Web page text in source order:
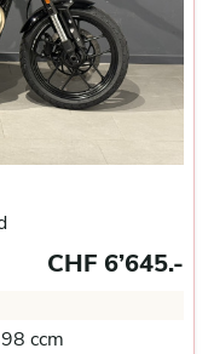
CHF 6’645.-
ccm